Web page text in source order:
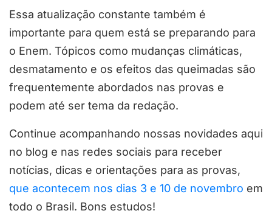
Essa atualização constante também é
importante para quem está se preparando para
o Enem. Tópicos como mudanças climáticas,
desmatamento e os efeitos das queimadas são
frequentemente abordados nas provas e
podem até ser tema da redação.
Continue acompanhando nossas novidades aqui
no blog e nas redes sociais para receber
notícias, dicas e orientações para as provas,
que acontecem nos dias 3 e 10 de novembro em
todo o Brasil. Bons estudos!